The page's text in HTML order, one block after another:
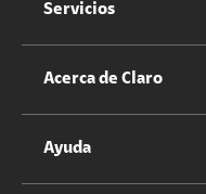
Servicios
Servicios Móviles
Acerca de Claro
Información Corporativa
Ayuda